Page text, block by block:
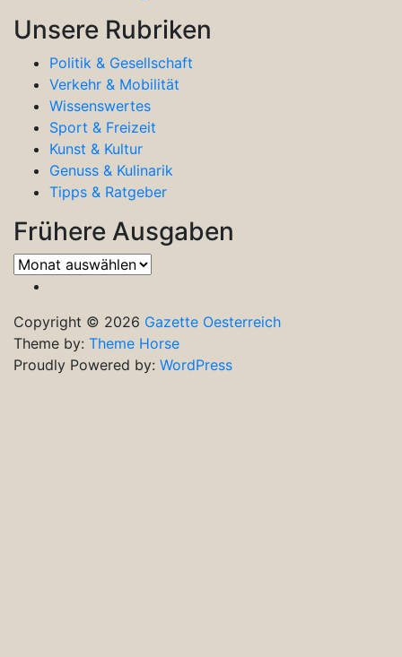
Unsere Rubriken
Politik & Gesellschaft
Verkehr & Mobilität
Wissenswertes
Sport & Freizeit
Kunst & Kultur
Genuss & Kulinarik
Tipps & Ratgeber
Frühere Ausgaben
Frühere
Ausgaben
Copyright © 2026 Gazette Oesterreich
Theme by: Theme Horse
Proudly Powered by: WordPress